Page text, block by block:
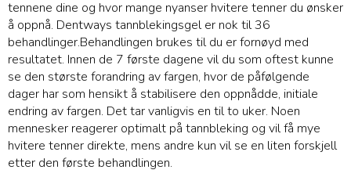
tennene dine og hvor mange nyanser hvitere tenner du ønsker
å oppnå. Dentways tannblekingsgel er nok til 36
behandlinger.Behandlingen brukes til du er fornøyd med
resultatet. Innen de 7 første dagene vil du som oftest kunne
se den største forandring av fargen, hvor de påfølgende
dager har som hensikt å stabilisere den oppnådde, initiale
endring av fargen. Det tar vanligvis en til to uker. Noen
mennesker reagerer optimalt på tannbleking og vil få mye
hvitere tenner direkte, mens andre kun vil se en liten forskjell
etter den første behandlingen.